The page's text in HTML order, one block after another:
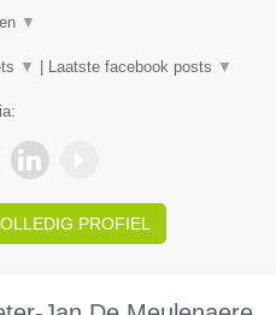
▼
▼ Laatste facebook posts ▼
PROFIEL